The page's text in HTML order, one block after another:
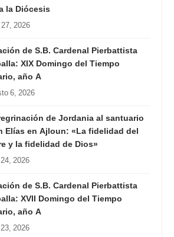
la Diócesis
2026
de S.B. Cardenal Pierbattista
XIX Domingo del Tiempo
año A
6, 2026
de Jordania al santuario
Elías en Ajloun: «La fidelidad del
y la fidelidad de Dios»
2026
de S.B. Cardenal Pierbattista
XVII Domingo del Tiempo
año A
2026